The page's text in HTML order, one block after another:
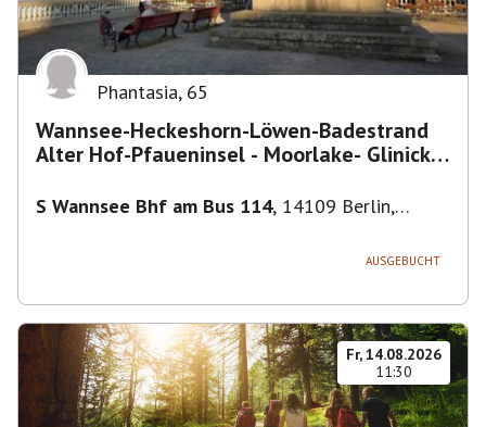
Phantasia, 65
Wannsee-Heckeshorn-Löwen-Badestrand
Alter Hof-Pfaueninsel - Moorlake- Glinicker
S Wannsee Bhf am Bus 114, 14109 Berlin,
AUSGEBUCHT
Fr, 14.08.2026
11:30